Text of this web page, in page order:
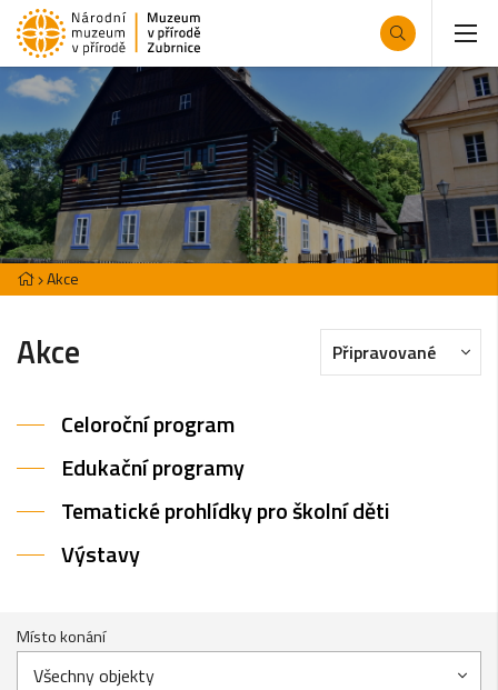
Akce
Akce Připravované
Celoroční program
Edukační programy
Tematické prohlídky pro školní děti
Výstavy
Místo konání
Všechny objekty